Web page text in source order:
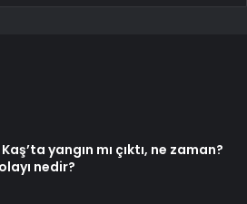
Kaş’ta yangın mı çıktı, ne zaman?
nedir?